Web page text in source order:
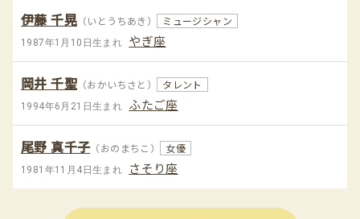
伊藤 千晃 （いとうちあき） ミュージシャン
1987年1月10日生まれ やぎ座
岡井 千聖 （おかいちさと） タレント
1994年6月21日生まれ ふたご座
尾野 真千子（おのまちこ） 女優
1981年11月4日生まれ さそり座